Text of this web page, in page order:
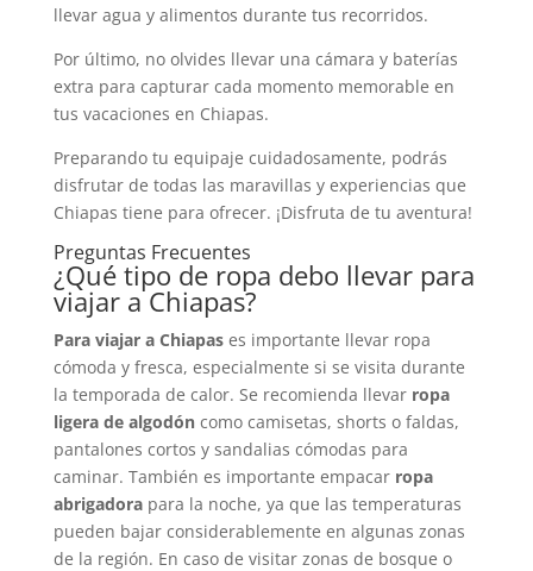
llevar agua y alimentos durante tus recorridos.
Por último, no olvides llevar una cámara y baterías
extra para capturar cada momento memorable en
tus vacaciones en Chiapas.
Preparando tu equipaje cuidadosamente, podrás
disfrutar de todas las maravillas y experiencias que
Chiapas tiene para ofrecer. ¡Disfruta de tu aventura!
Preguntas Frecuentes
¿Qué tipo de ropa debo llevar para
viajar a Chiapas?
Para viajar a Chiapases importante llevar ropa
cómoda y fresca, especialmente si se visita durante
la temporada de calor. Se recomienda llevar ropa
ligera de algodóncomo camisetas, shorts o faldas,
pantalones cortos y sandalias cómodas para
caminar. También es importante empacar ropa
abrigadorapara la noche, ya que las temperaturas
pueden bajar considerablemente en algunas zonas
de la región. En caso de visitar zonas de bosque o